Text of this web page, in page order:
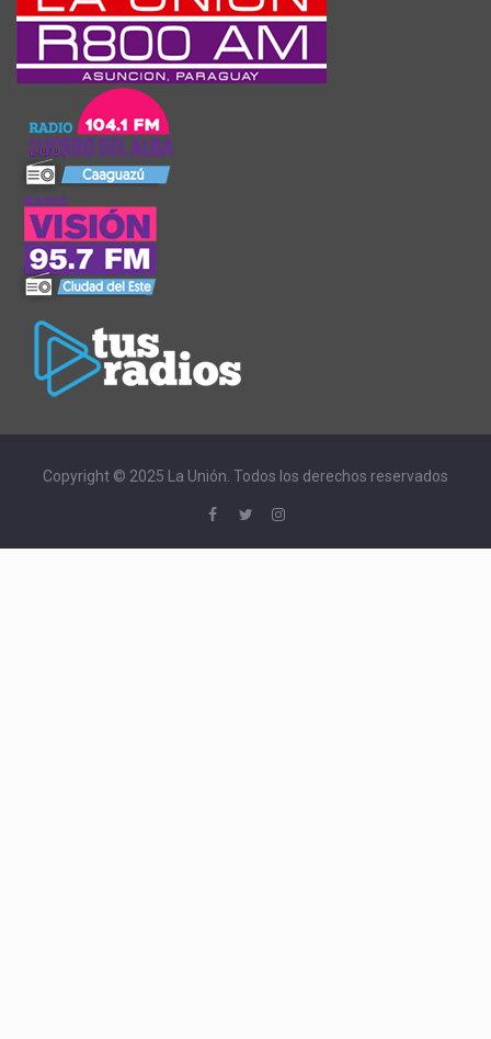
Copyright © 2025 La Unión. Todos los derechos reservados